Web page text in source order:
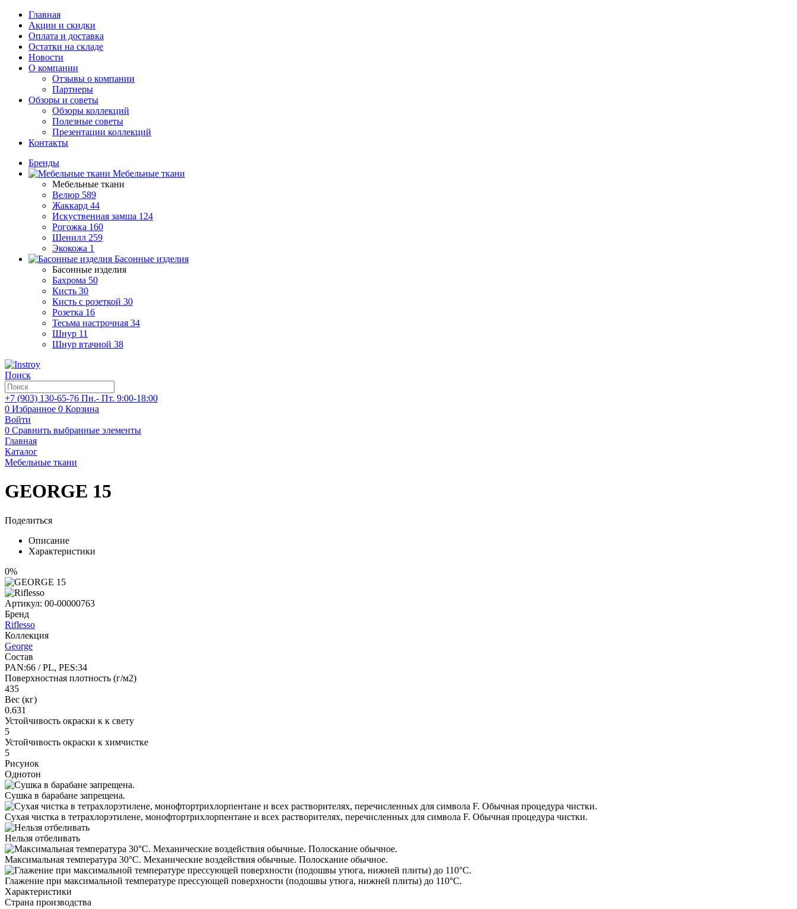
Главная
Акции и скидки
Оплата и доставка
Остатки на складе
Новости
О компании
Отзывы о компании
Партнеры
Обзоры и советы
Обзоры коллекций
Полезные советы
Презентации коллекций
Контакты
Бренды
Мебельные ткани
Мебельные ткани
Велюр 589
Жаккард 44
Искуственная замша 124
Рогожка 160
Шенилл 259
Экокожа 1
Басонные изделия
Басонные изделия
Бахрома 50
Кисть 30
Кисть с розеткой 30
Розетка 16
Тесьма настрочная 34
Шнур 11
Шнур втачной 38
Поиск
+7 (903) 130-65-76 Пн.- Пт. 9:00-18:00
0 Избранное 0 Корзина
Войти
0 Сравнить выбранные элементы
Главная
Каталог
Мебельные ткани
GEORGE 15
Поделиться
Описание
Характеристики
0%
Артикул: 00-00000763
Бренд
Riflesso
Коллекция
George
Состав
PAN:66 / PL, PES:34
Поверхностная плотность (г/м2)
435
Вес (кг)
0.631
Устойчивость окраски к к свету
5
Устойчивость окраски к химчистке
5
Рисунок
Однотон
Сушка в барабане запрещена.
Сухая чистка в тетрахлорэтилене, монофтортрихлорпентане и всех растворителях, перечисленных для символа F. Обычная процедура чистки.
Нельзя отбеливать
Максимальная температура 30°С. Механические воздействия обычные. Полоскание обычное.
Глажение при максимальной температуре прессующей поверхности (подошвы утюга, нижней плиты) до 110°С.
Характеристики
Страна производства